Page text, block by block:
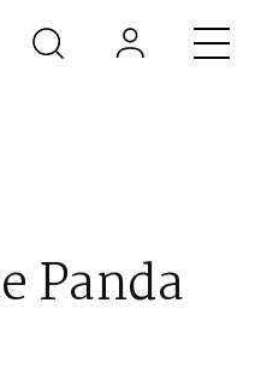
Panda